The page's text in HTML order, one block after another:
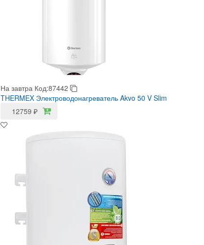
На завтра Код:87442
THERMEX Электроводонагреватель Akvo 50 V Slim
12759 ₽